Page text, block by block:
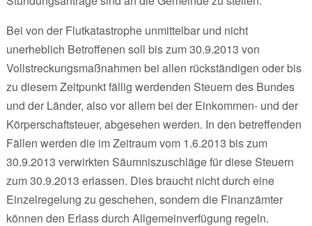
Bei von der Flutkatastrophe unmittelbar und nicht
unerheblich Betroffenen soll bis zum 30.9.2013 von
Vollstreckungsmaßnahmen bei allen rückständigen oder bis
zu diesem Zeitpunkt fällig werdenden Steuern des Bundes
und der Länder, also vor allem bei der Einkommen- und der
Körperschaftsteuer, abgesehen werden. In den betreffenden
Fällen werden die im Zeitraum vom 1.6.2013 bis zum
30.9.2013 verwirkten Säumniszuschläge für diese Steuern
zum 30.9.2013 erlassen. Dies braucht nicht durch eine
Einzelregelung zu geschehen, sondern die Finanzämter
können den Erlass durch Allgemeinverfügung regeln.